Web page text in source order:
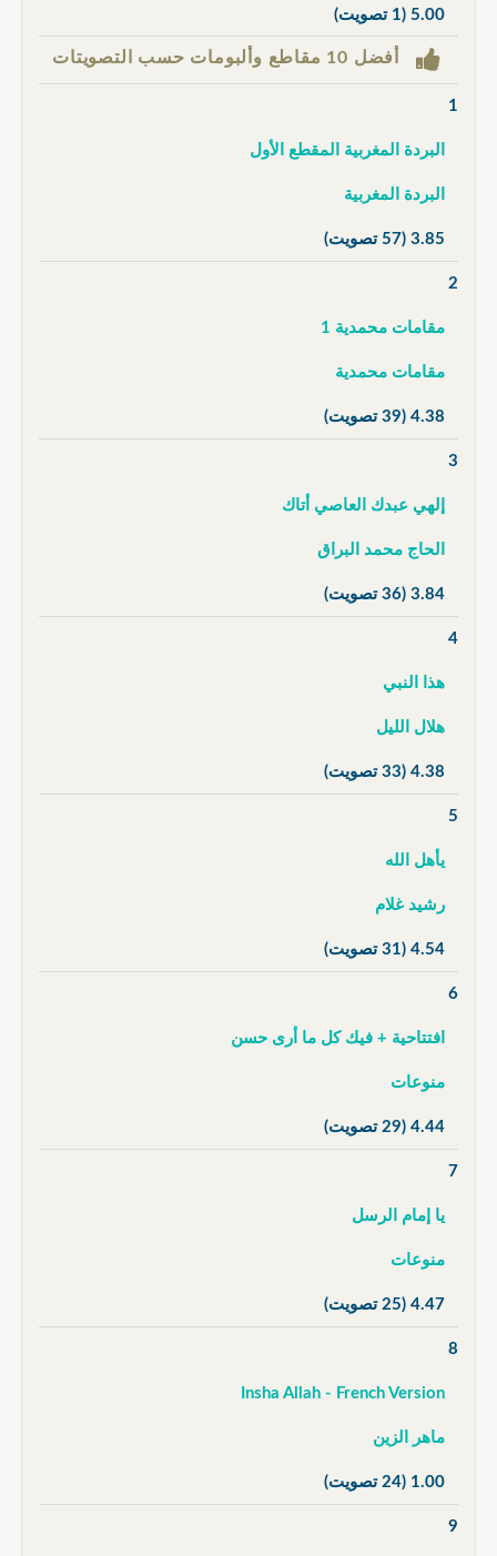
5.00 (1 تصويت)
أفضل 10 مقاطع وألبومات حسب التصويتات
1
البردة المغربية المقطع الأول
البردة المغربية
3.85 (57 تصويت)
2
مقامات محمدية 1
مقامات محمدية
4.38 (39 تصويت)
3
إلهي عبدك العاصي أتاك
الحاج محمد البراق
3.84 (36 تصويت)
4
هذا النبي
هلال الليل
4.38 (33 تصويت)
5
يأهل الله
رشيد غلام
4.54 (31 تصويت)
6
افتتاحية + فيك كل ما أرى حسن
منوعات
4.44 (29 تصويت)
7
يا إمام الرسل
منوعات
4.47 (25 تصويت)
8
Insha Allah - French Version
ماهر الزين
1.00 (24 تصويت)
9